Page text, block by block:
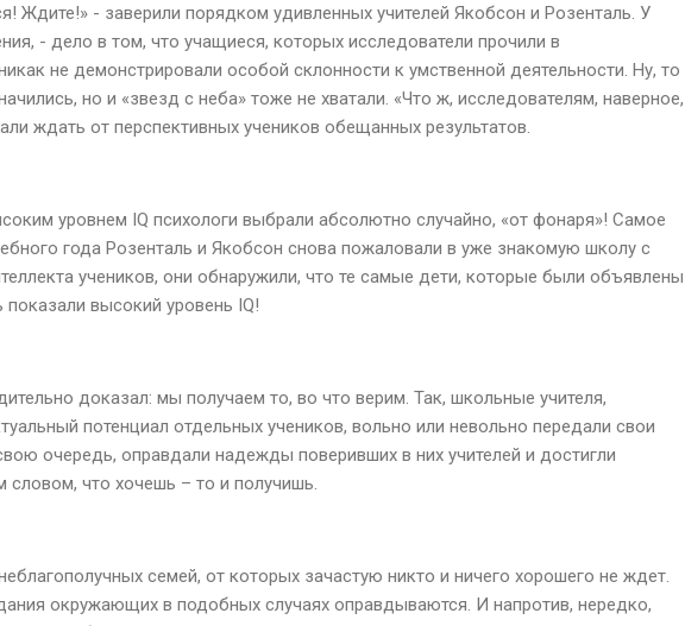
Ждите!» - заверили порядком удивленных учителей Якобсон и Розенталь. У
- дело в том, что учащиеся, которых исследователи прочили в
не демонстрировали особой склонности к умственной деятельности. Ну, то
но и «звезд с неба» тоже не хватали. «Что ж, исследователям, наверное,
ждать от перспективных учеников обещанных результатов.
уровнем IQ психологи выбрали абсолютно случайно, «от фонаря»! Самое
года Розенталь и Якобсон снова пожаловали в уже знакомую школу с
учеников, они обнаружили, что те самые дети, которые были объявлены
высокий уровень IQ!
доказал: мы получаем то, во что верим. Так, школьные учителя,
потенциал отдельных учеников, вольно или невольно передали свои
очередь, оправдали надежды поверивших в них учителей и достигли
словом, что хочешь – то и получишь.
семей, от которых зачастую никто и ничего хорошего не ждет.
окружающих в подобных случаях оправдываются. И напротив, нередко,